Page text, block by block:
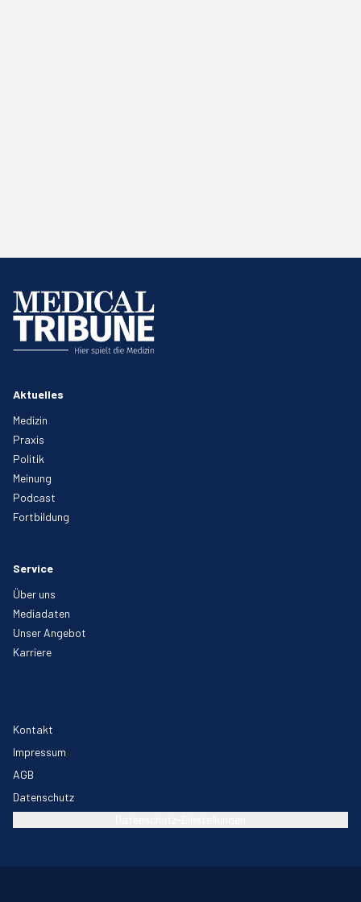
Aktuelles
Medizin
Praxis
Politik
Meinung
Podcast
Fortbildung
Service
Über uns
Mediadaten
Unser Angebot
Karriere
Kontakt
Impressum
AGB
Datenschutz